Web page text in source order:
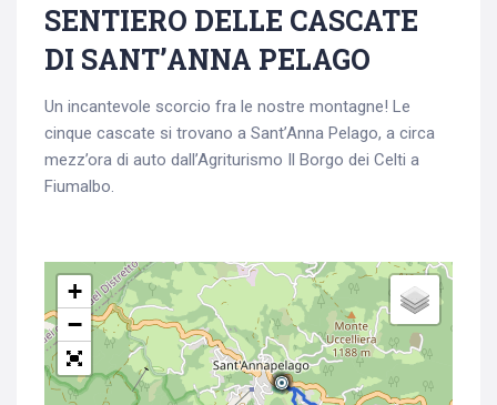
SENTIERO DELLE CASCATE
DI SANT’ANNA PELAGO
Un incantevole scorcio fra le nostre montagne! Le
cinque cascate si trovano a Sant’Anna Pelago, a circa
mezz’ora di auto dall’Agriturismo Il Borgo dei Celti a
Fiumalbo.
+
−